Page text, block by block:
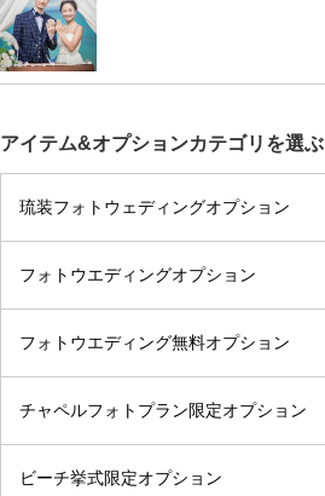
アイテム&オプションカテゴリを選ぶ
琉装フォトウェディングオプション
フォトウエディングオプション
フォトウエディング無料オプション
チャペルフォトプラン限定オプション
ビーチ挙式限定オプション